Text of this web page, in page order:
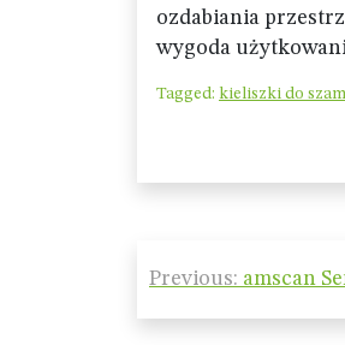
ozdabiania
wygoda
Tagged: kieliszki do
Nawigacja
wpisu
Previous: amscan